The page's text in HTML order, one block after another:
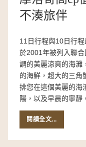
不湊旅伴
11日行程與10日行
於2001年被列入聯
調的美麗涼爽的海灘
的海鮮，超大的三角
排您在這個美麗的海
陽，以及早晨的寧靜
閱讀全文...